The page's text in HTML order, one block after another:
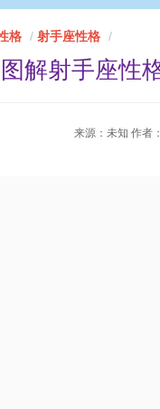
格 射手座性格
解射手座性
来源：未知 作者